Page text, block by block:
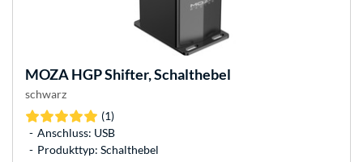
MOZAHGP Shifter, Schalthebel
schwarz
(1)
Anschluss: USB
Produkttyp: Schalthebel